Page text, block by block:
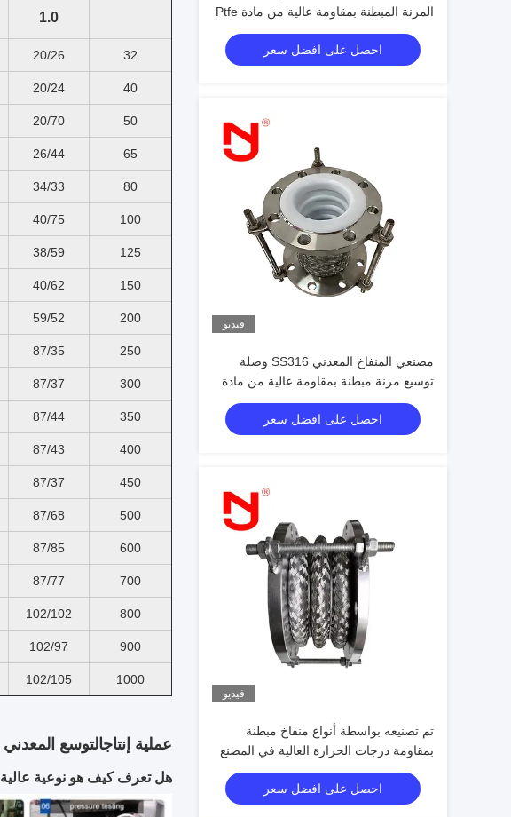
المرنة المبطنة بمقاومة عالية من مادة Ptfe
احصل على افضل سعر
فيديو
مصنعي المنفاخ المعدني SS316 وصلة
توسيع مرنة مبطنة بمقاومة عالية من مادة
احصل على افضل سعر
فيديو
تم تصنيعه بواسطة أنواع منفاخ مبطنة
بمقاومة درجات الحرارة العالية في المصنع
احصل على افضل سعر
1.0
32
20/26
40
20/24
50
20/70
65
26/44
80
34/33
100
40/75
125
38/59
150
40/62
200
59/52
250
87/35
300
87/37
350
87/44
400
87/43
450
87/37
500
87/68
600
87/85
700
87/77
800
102/102
900
102/97
1000
102/105
عملية إنتاجالتوسع المعدني
هل تعرف كيف هو نوعية عالية